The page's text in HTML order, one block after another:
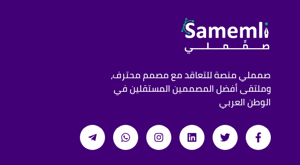
صمملي منصة للتعاقد مع مصمم محترف،
وملتقى أفضل المصممين المستقلين في
الوطن العربي